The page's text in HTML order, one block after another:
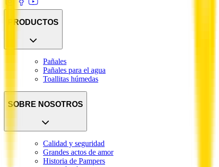
PRODUCTOS
Pañales
Pañales para el agua
Toallitas húmedas
SOBRE NOSOTROS
Calidad y seguridad
Grandes actos de amor
Historia de Pampers